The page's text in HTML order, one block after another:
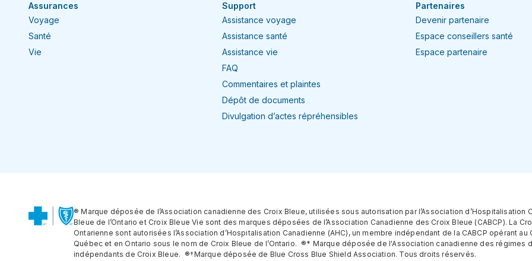
Assurances
Voyage
Santé
Vie
Support
Assistance voyage
Assistance santé
Assistance vie
FAQ
Commentaires et plaintes
Dépôt de documents
Divulgation d’actes répréhensibles
Partenaires
Devenir partenaire
Espace conseillers santé
Espace partenaire
® Marque déposée de l’Association canadienne des Croix Bleue, utilisées sous autorisation par l’Association d’Hospitalisation
Bleue de l’Ontario et Croix Bleue Vie sont des marques déposées de l’Association Canadienne des Croix Bleue (CABCP). La
Ontarienne sont autorisées l’Association d’Hospitalisation Canadienne (AHC), un membre indépendant de la CABCP opérant
Québec et en Ontario sous le nom de Croix Bleue de l’Ontario. ®* Marque déposée de l'Association canadienne des régimes
indépendants de Croix Bleue. ®†Marque déposée de Blue Cross Blue Shield Association. Tous droits réservés.